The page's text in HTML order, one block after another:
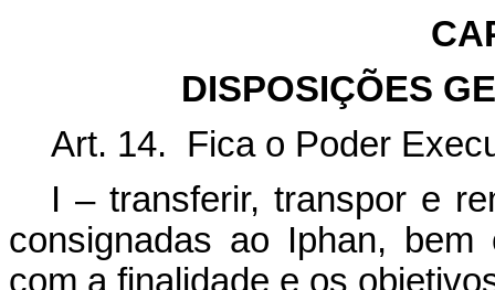
DISPOSIÇÕES
Art. 14. Fica o Poder
I – transferir, transpor e
consignadas ao Iphan,
com a finalidade e os